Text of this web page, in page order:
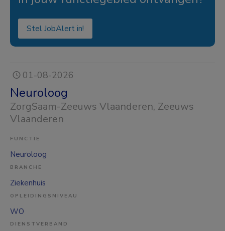
Stel JobAlert in!
01-08-2026
Neuroloog
ZorgSaam-Zeeuws Vlaanderen, Zeeuws
Vlaanderen
FUNCTIE
Neuroloog
BRANCHE
Ziekenhuis
OPLEIDINGSNIVEAU
WO
DIENSTVERBAND